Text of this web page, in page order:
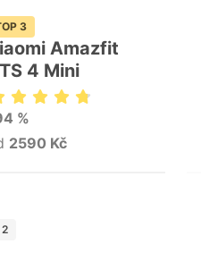
3
Amazfit
4 Mini
%
2590 Kč
2